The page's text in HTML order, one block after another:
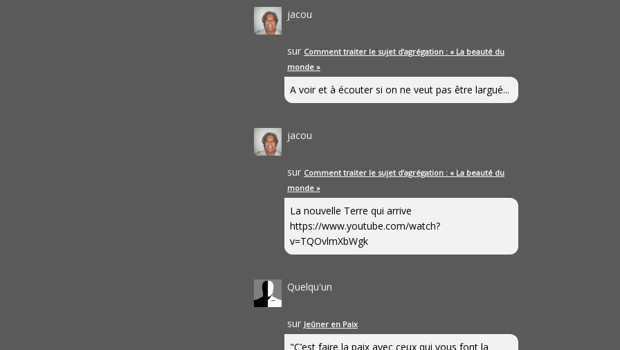
jacou
sur Comment traiter le sujet d’agrégation : « La beauté du
monde »
A voir et à écouter si on ne veut pas être largué...
jacou
sur Comment traiter le sujet d’agrégation : « La beauté du
monde »
La nouvelle Terre qui arrive
https://www.youtube.com/watch?
v=TQOvlmXbWgk
Quelqu'un
sur Jeûner en Paix
"C’est faire la paix avec ceux qui vous font la